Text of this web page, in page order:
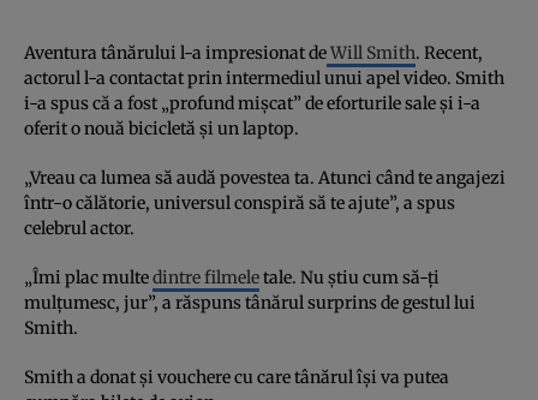
Aventura tânărului l-a impresionat deWill Smith. Recent,
actorul l-a contactat prin intermediul unui apel video. Smith
i-a spus că a fost „profund mișcat” de eforturile sale și i-a
oferit o nouă bicicletă și un laptop.
„Vreau ca lumea să audă povestea ta. Atunci când te angajezi
într-o călătorie, universul conspiră să te ajute”, a spus
celebrul actor.
„Îmi plac multedintre filmeletale. Nu știu cum să-ți
mulțumesc, jur”, a răspuns tânărul surprins de gestul lui
Smith.
Smith a donat și vouchere cu care tânărul își va putea